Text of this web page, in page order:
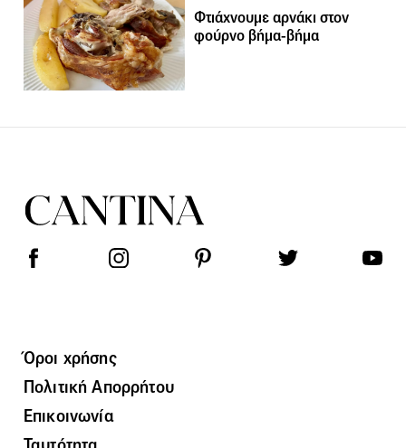
Φτιάχνουμε αρνάκι στον
φούρνο βήμα-βήμα
Όροι χρήσης
Πολιτική Απορρήτου
Επικοινωνία